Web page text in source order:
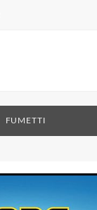
FUMETTI